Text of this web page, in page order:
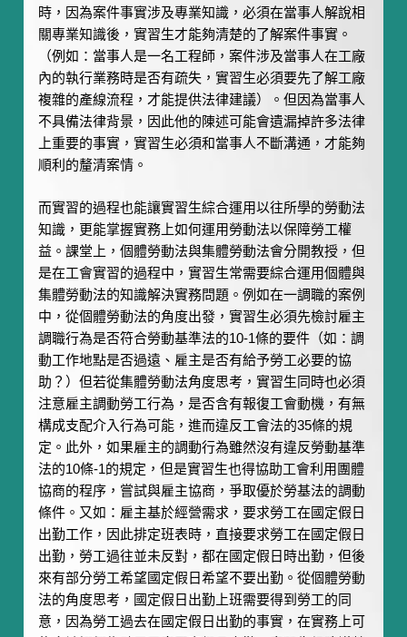
時，因為案件事實涉及專業知識，必須在當事人解說相
關專業知識後，實習生才能夠清楚的了解案件事實。
（例如：當事人是一名工程師，案件涉及當事人在工廠
內的執行業務時是否有疏失，實習生必須要先了解工廠
複雜的產線流程，才能提供法律建議）。但因為當事人
不具備法律背景，因此他的陳述可能會遺漏掉許多法律
上重要的事實，實習生必須和當事人不斷溝通，才能夠
順利的釐清案情。
而實習的過程也能讓實習生綜合運用以往所學的勞動法
知識，更能掌握實務上如何運用勞動法以保障勞工權
益。課堂上，個體勞動法與集體勞動法會分開教授，但
是在工會實習的過程中，實習生常需要綜合運用個體與
集體勞動法的知識解決實務問題。例如在一調職的案例
中，從個體勞動法的角度出發，實習生必須先檢討雇主
調職行為是否符合勞動基準法的10-1條的要件（如：調
動工作地點是否過遠、雇主是否有給予勞工必要的協
助？）但若從集體勞動法角度思考，實習生同時也必須
注意雇主調動勞工行為，是否含有報復工會動機，有無
構成支配介入行為可能，進而違反工會法的35條的規
定。此外，如果雇主的調動行為雖然沒有違反勞動基準
法的10條-1的規定，但是實習生也得協助工會利用團體
協商的程序，嘗試與雇主協商，爭取優於勞基法的調動
條件。又如：雇主基於經營需求，要求勞工在國定假日
出勤工作，因此排定班表時，直接要求勞工在國定假日
出勤，勞工過往並未反對，都在國定假日時出勤，但後
來有部分勞工希望國定假日希望不要出勤。從個體勞動
法的角度思考，國定假日出勤上班需要得到勞工的同
意，因為勞工過去在國定假日出勤的事實，在實務上可